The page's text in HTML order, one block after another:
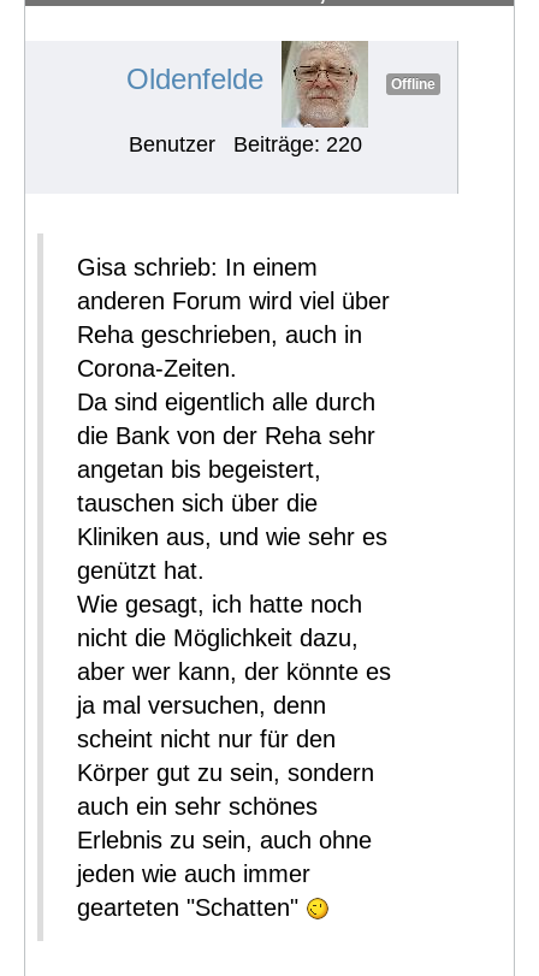
Oldenfelde Offline
Benutzer Beiträge: 220
Gisa schrieb: In einem
anderen Forum wird viel über
Reha geschrieben, auch in
Corona-Zeiten.
Da sind eigentlich alle durch
die Bank von der Reha sehr
angetan bis begeistert,
tauschen sich über die
Kliniken aus, und wie sehr es
genützt hat.
Wie gesagt, ich hatte noch
nicht die Möglichkeit dazu,
aber wer kann, der könnte es
ja mal versuchen, denn
scheint nicht nur für den
Körper gut zu sein, sondern
auch ein sehr schönes
Erlebnis zu sein, auch ohne
jeden wie auch immer
gearteten "Schatten"